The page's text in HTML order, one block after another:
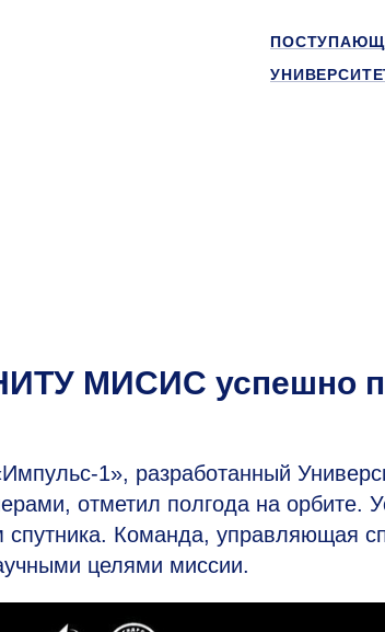
МИСИС успешно
1», разработанный
отметил полгода на орбите.
спутника. Команда, управляющая
целями миссии.